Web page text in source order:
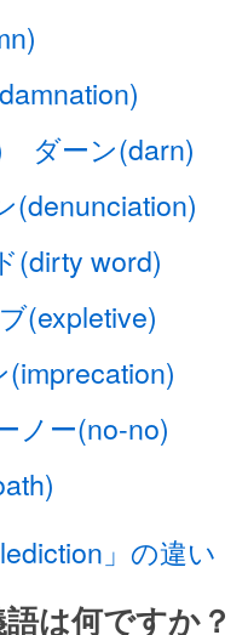
ダーン(darn)
(denunciation)
(dirty word)
(expletive)
ノー(no-no)
」の違い
は何ですか？